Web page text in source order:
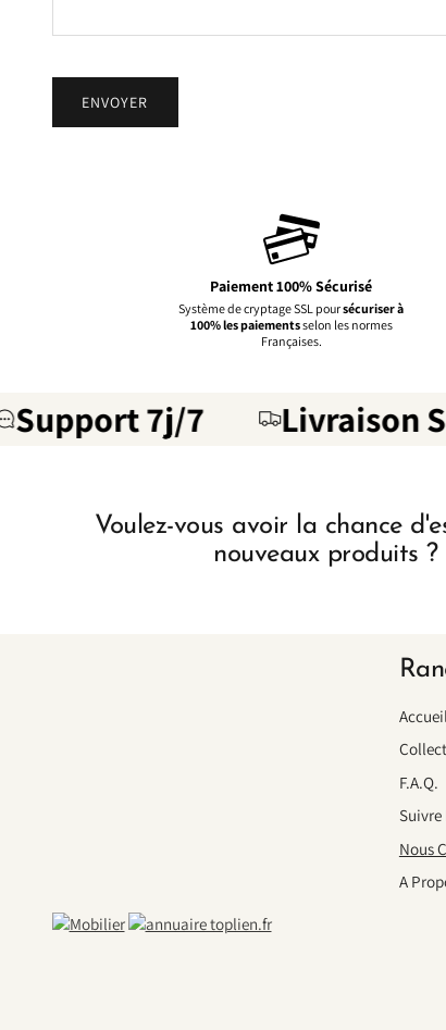
e
ENVOYER
Paiement 100% Sécurisé
Système de cryptage SSL poursécuriser à
100% les paiementsselon les normes
Françaises.
7j/7 Livraison
Voulez-vous avoir la chance
nouveaux produits ?
Accueil
F.A.Q.
Nous
A